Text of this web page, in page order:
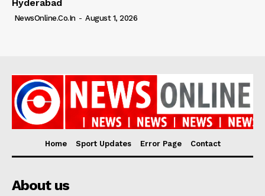
Hyderabad
NewsOnline.co.in - August 1, 2026
Home Sport Updates Error Page Contact
About us